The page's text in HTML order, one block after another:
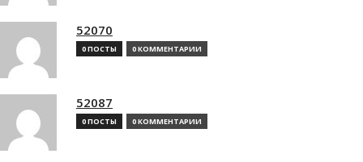
52070
0 ПОСТЫ 0 КОММЕНТАРИИ
52087
0 ПОСТЫ 0 КОММЕНТАРИИ